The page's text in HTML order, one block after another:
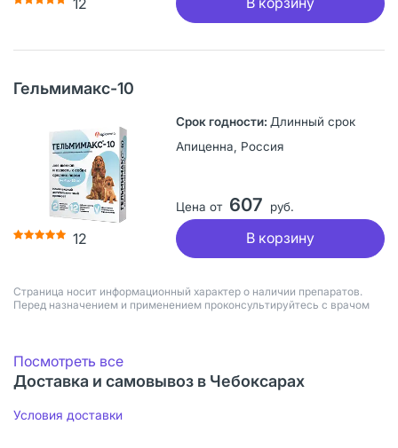
Гельмимакс-10
12
Длинный срок
Апиценна, Россия
Цена от 607 руб.
В корзину
Страница носит информационный характер о наличии препаратов.
Перед назначением и применением проконсультируйтесь с врачом
Посмотреть все
Доставка и самовывоз в Чебоксарах
Условия доставки